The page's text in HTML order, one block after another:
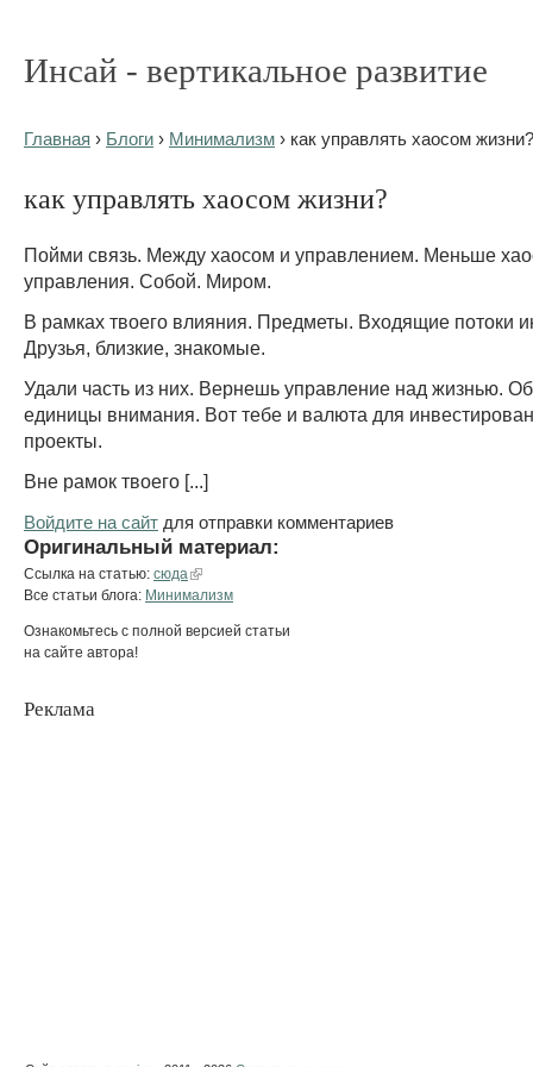
Инсай - вертикальное развитие
Главная › Блоги › Минимализм › как управлять хаосом жизни?
как управлять хаосом жизни?
Пойми связь. Между хаосом и управлением. Меньше
управления. Собой. Миром.
В рамках твоего влияния. Предметы. Входящие потоки
Друзья, близкие, знакомые.
Удали часть из них. Вернешь управление над жизнью.
единицы внимания. Вот тебе и валюта для
проекты.
Вне рамок твоего [...]
Войдите на сайт для отправки комментариев
Оригинальный материал:
Ссылка на статью: сюда
Все статьи блога: Минимализм
Ознакомьтесь с полной версией статьи
на сайте автора!
Реклама